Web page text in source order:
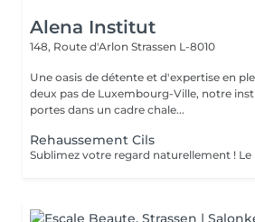
Alena Institut
148, Route d'Arlon Strassen L-8010
Une oasis de détente et d'expertise en
deux pas de Luxembourg-Ville, notre
portes dans un cadre chale...
Rehaussement Cils